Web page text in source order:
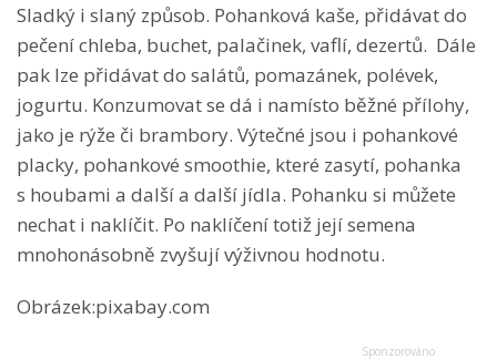
Sladký i slaný způsob. Pohanková kaše, přidávat do
pečení chleba, buchet, palačinek, vaflí, dezertů. Dále
pak lze přidávat do salátů, pomazánek, polévek,
jogurtu. Konzumovat se dá i namísto běžné přílohy,
jako je rýže či brambory. Výtečné jsou i pohankové
placky, pohankové smoothie, které zasytí, pohanka
s houbami a další a další jídla. Pohanku si můžete
nechat i naklíčit. Po naklíčení totiž její semena
mnohonásobně zvyšují výživnou hodnotu.
Obrázek:pixabay.com